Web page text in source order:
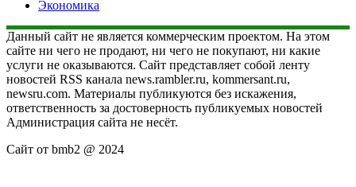
Экономика
Данный сайт не является коммерческим проектом. На этом
сайте ни чего не продают, ни чего не покупают, ни какие
услуги не оказываются. Сайт представляет собой ленту
новостей RSS канала news.rambler.ru, kommersant.ru,
newsru.com. Материалы публикуются без искажения,
ответственность за достоверность публикуемых новостей
Администрация сайта не несёт.
Сайт от bmb2 @ 2024